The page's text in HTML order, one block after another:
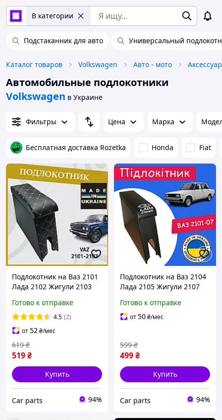
В категории
Подстаканник для авто Универсальный
Каталог товаров Volkswagen Авто - мото
Автомобильные подлокотники
Volkswagen в Украине
Фильтры Цена Марка
Бесплатная доставка Rozetka Honda Fiat
Подлокотник на Ваз 2101
Лада 2102 Жигули 2103
бокс бар
Готово к отправке
4.5 (2)
от52₴/мес
519₴
619 ₴
Купить
Сar parts 94%
Подлокотник на Ваз 2104
Лада 2105 Жигули 2107
Готово к отправке
от50₴/мес
499₴
599 ₴
Купить
Сar parts 94%